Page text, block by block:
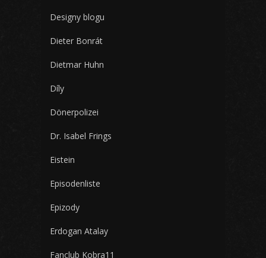
Designy blogu
Dieter Bonrát
Dietmar Huhn
Díly
Dönerpolizei
Dr. Isabel Frings
Eistein
Episodenliste
Epizody
Erdogan Atalay
Fanclub Kobra11